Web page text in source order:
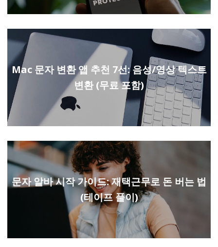
Mac 문자 변환 앱 추천 7선: 음성/영상 텍스트
변환 (무료 포함)
문자 알바 시작 가이드: 재택근무로 돈 버는 법
(테이프 풀이)